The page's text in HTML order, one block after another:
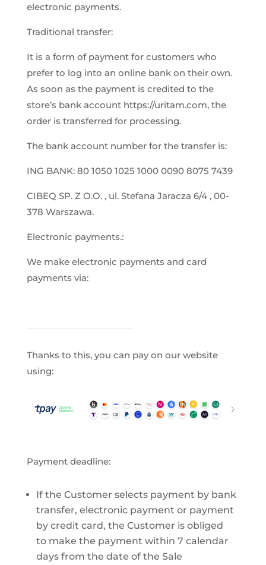
electronic payments.
Traditional transfer:
It is a form of payment for customers who
prefer to log into an online bank on their own.
As soon as the payment is credited to the
store’s bank account https://uritam.com, the
order is transferred for processing.
The bank account number for the transfer is:
ING BANK: 80 1050 1025 1000 0090 8075 7439
CIBEQ SP. Z O.O. , ul. Stefana Jaracza 6/4 , 00-
378 Warszawa.
Electronic payments.:
We make electronic payments and card
payments via:
Thanks to this, you can pay on our website
using:
Payment deadline:
If the Customer selects payment by bank
transfer, electronic payment or payment
by credit card, the Customer is obliged
to make the payment within 7 calendar
days from the date of the Sale